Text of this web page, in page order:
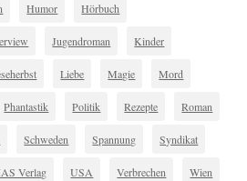
Humor Hörbuch
Jugendroman Kinder
Liebe Magie Mord
Phantastik Politik Rezepte Roman
Schweden Spannung Syndikat
Verlag USA Verbrechen Wien